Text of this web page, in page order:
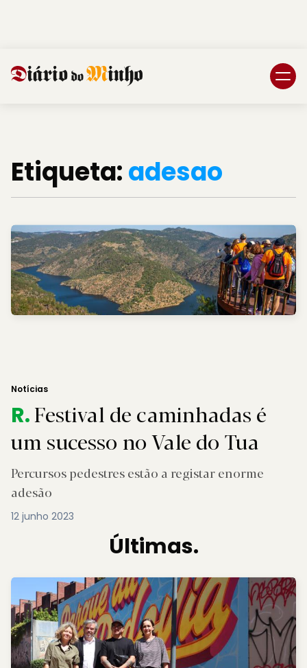
Etiqueta:adesao
Notícias
R.Festival de caminhadas é
um sucesso no Vale do Tua
Percursos pedestres estão a registar enorme
adesão
12 junho 2023
Últimas.